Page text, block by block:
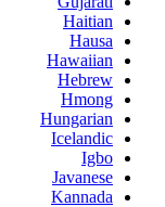
Haitian
Hausa
Hawaiian
Hebrew
Hmong
Hungarian
Icelandic
Igbo
Javanese
Kannada